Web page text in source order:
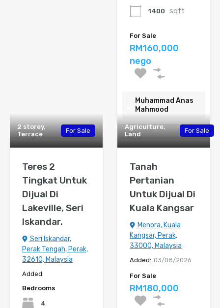
1400 sqft
For Sale
RM160,000
nego
Muhammad Anas
Mahmood
2 storey,
Terrace
For Sale
Teres 2
Tingkat Untuk
Dijual Di
Lakeville, Seri
Iskandar.
Seri Iskandar,
Perak Tengah, Perak,
32610, Malaysia
Added:
Bedrooms
4
Agriculture,
Land
For Sale
Tanah
Pertanian
Untuk Dijual Di
Kuala Kangsar
Menora, Kuala
Kangsar, Perak,
33000, Malaysia
Added: 03/08/2026
For Sale
RM180,000